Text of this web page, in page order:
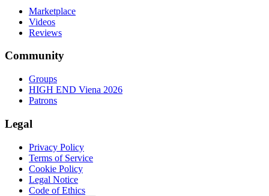
Marketplace
Videos
Reviews
Community
Groups
HIGH END Viena 2026
Patrons
Legal
Privacy Policy
Terms of Service
Cookie Policy
Legal Notice
Code of Ethics